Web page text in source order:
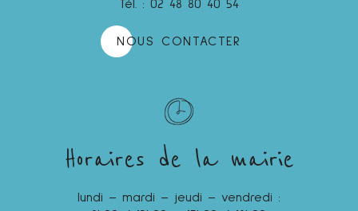
Tél. : 02 48 80 40 54
NOUS CONTACTER
Horaires de la mairie
lundi – mardi – jeudi – vendredi :